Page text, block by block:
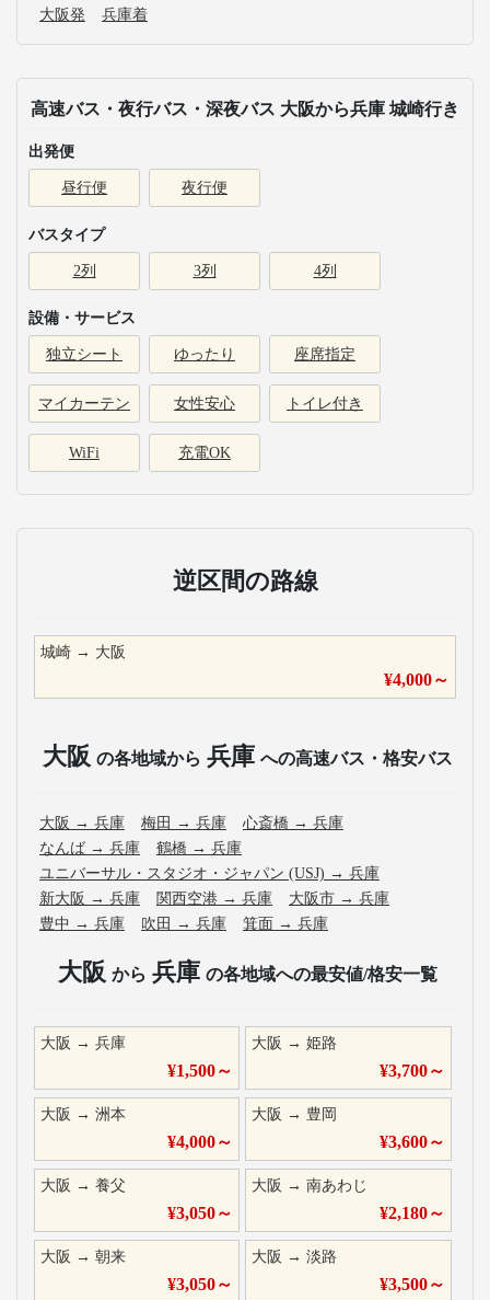
大阪発 兵庫着
高速バス・夜行バス・深夜バス 大阪から兵庫 城崎行き
出発便
昼行便 夜行便
バスタイプ
2列 3列 4列
設備・サービス
独立シート ゆったり 座席指定
マイカーテン 女性安心 トイレ付き
WiFi 充電OK
逆区間の路線
城崎 → 大阪
¥4,000～
大阪 の各地域から 兵庫 への高速バス・格安バス
大阪 → 兵庫 梅田 → 兵庫 心斎橋 → 兵庫
なんば → 兵庫 鶴橋 → 兵庫
ユニバーサル・スタジオ・ジャパン (USJ) → 兵庫
新大阪 → 兵庫 関西空港 → 兵庫 大阪市 → 兵庫
豊中 → 兵庫 吹田 → 兵庫 箕面 → 兵庫
大阪 から 兵庫 の各地域への最安値/格安一覧
大阪 → 兵庫
¥1,500～
大阪 →姫路
¥3,700～
大阪 → 洲本
¥4,000～
大阪 → 豊岡
¥3,600～
大阪 → 養父
¥3,050～
大阪 →南あわじ
¥2,180～
大阪 → 朝来
¥3,050～
大阪 →淡路
¥3,500～